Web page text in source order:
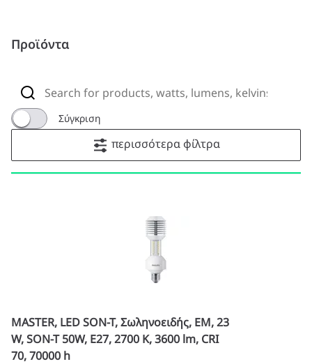
Προϊόντα
Σύγκριση
περισσότερα φίλτρα
MASTER, LED SON-T, Σωληνοειδής, EM, 23
W, SON-T 50W, E27, 2700 K, 3600 lm, CRI
70, 70000 h